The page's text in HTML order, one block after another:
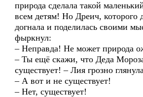
природа сделала такой
всем детям! Но Дреич, которого
догнала и поделилась своими
фыркнул:
– Неправда! Не может природа
– Ты ещё скажи, что Деда
существует! – Лия грозно
– А вот и не существует!
– Нет, существует!